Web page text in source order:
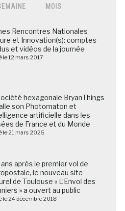
MOIS
Rencontres Nationales
et Innovation(s): comptes-
et vidéos de la journée
le 12 mars 2017
hexagonale BryanThings
son Photomaton et
artificielle dans les
de France et du Monde
le 21 mars 2025
après le premier vol de
le nouveau site
de Toulouse « L’Envol des
» a ouvert au public
le 24 décembre 2018